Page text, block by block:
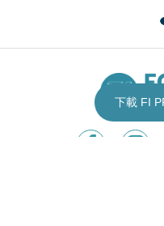
下載 FI